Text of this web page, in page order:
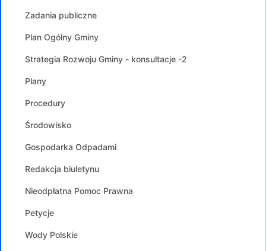
Zadania publiczne
Plan Ogólny Gminy
Strategia Rozwoju Gminy - konsultacje -2
Plany
Procedury
Środowisko
Gospodarka Odpadami
Redakcja biuletynu
Nieodpłatna Pomoc Prawna
Petycje
Wody Polskie